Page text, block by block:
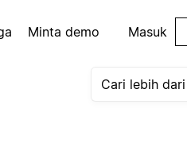
Minta demo Masuk